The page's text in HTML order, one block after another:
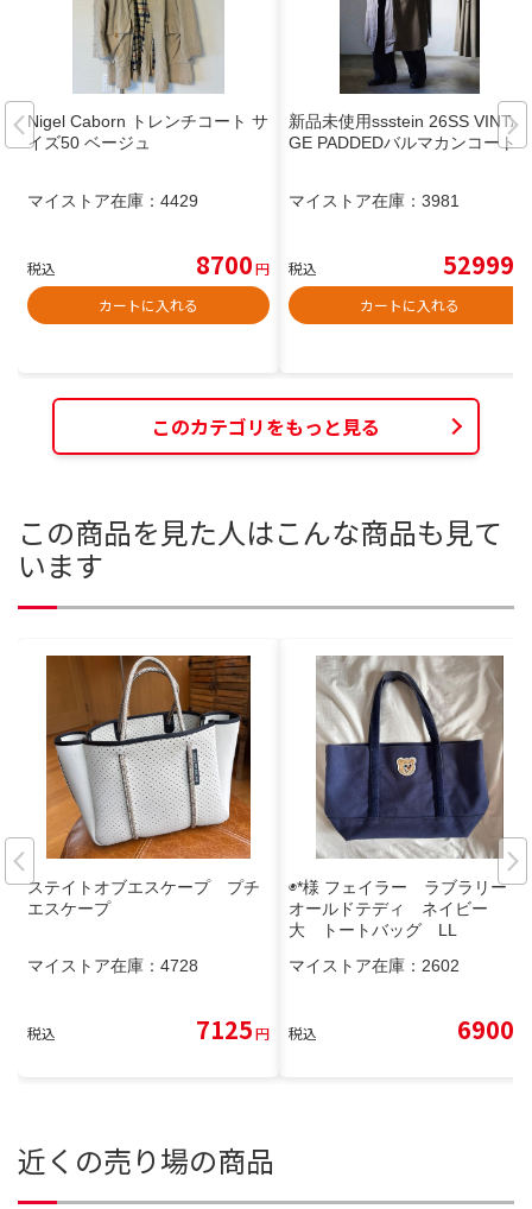
Nigel Caborn トレンチコート サ
イズ50 ベージュ
マイストア在庫： 4429
税込 8700円
カートに入れる
新品未使用ssstein 26SS VINTA
GE PADDEDバルマカンコート
マイストア在庫： 3981
税込 52999
カートに入れる
このカテゴリをもっと見る
この商品を見た人はこんな商品も見て
います
ステイトオブエスケープ プチ
エスケープ
マイストア在庫： 4728
税込 7125円
◉*様 フェイラー ラブラリー
オールドテディ ネイビー
大 トートバッグ LL
マイストア在庫： 2602
税込 6900
近くの売り場の商品